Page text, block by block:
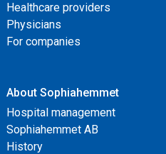
Healthcare providers
Physicians
For companies
About Sophiahemmet
Hospital management
Sophiahemmet AB
History